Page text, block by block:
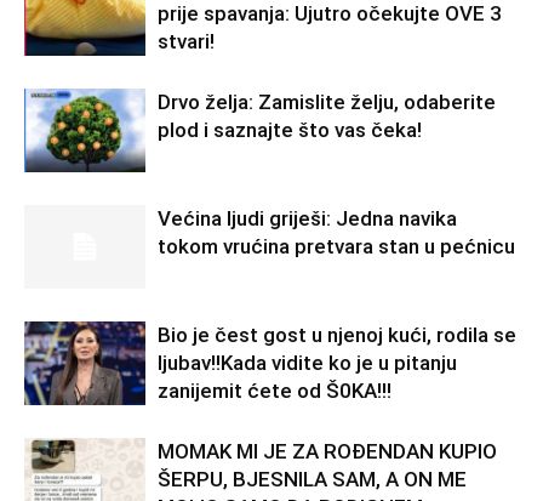
prije spavanja: Ujutro očekujte OVE 3
stvari!
Drvo želja: Zamislite želju, odaberite
plod i saznajte što vas čeka!
Većina ljudi griješi: Jedna navika
tokom vrućina pretvara stan u pećnicu
Bio je čest gost u njenoj kući, rodila se
ljubav!!Kada vidite ko je u pitanju
zanijemit ćete od Š0KA!!!
MOMAK MI JE ZA ROĐENDAN KUPIO
ŠERPU, BJESNILA SAM, A ON ME